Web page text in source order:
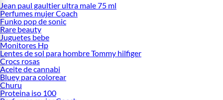
Jean paul gaultier ultra male 75 ml
Perfumes mujer Coach
Funko pop de sonic
Rare beauty
Juguetes bebe
Monitores Hp
Lentes de sol para hombre Tommy hilfiger
Crocs rosas
Aceite de cannabi
Bluey para colorear
Churu
Proteina iso 100